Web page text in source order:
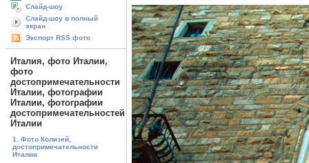
Слайд-шоу
Слайд-шоу в полный
экран
Экспорт RSS фото
Италия, фото Италии,
фото
достопримечательности
Италии, фотографии
Италии, фотографии
достопримечательностей
Италии
1. Фото Колизей,
достопримечательности
Италии